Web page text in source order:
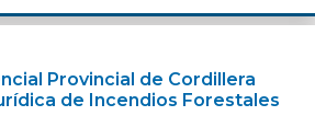
Provincial de Cordillera
de Incendios Forestales